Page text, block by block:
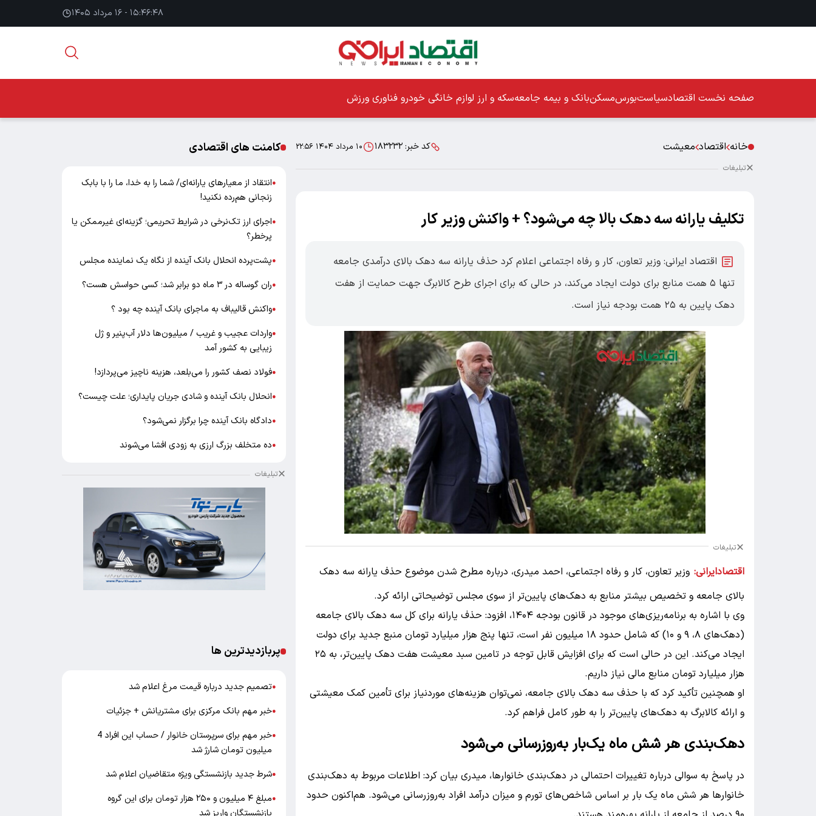
۱۵:۴۶:۴۹ - ۱۶ مرداد ۱۴۰۵
صفحه نخست اقتصادسیاستبورسمسکنبانک و بیمه جامعهسکه و ارز لوازم خانگی خودرو فناوری ورزش
خانه اقتصاد معیشت کد خبر: ۱۸۳۲۳۲ ۱۰ مرداد ۱۴۰۴ ۲۲:۵۶
تبلیغات
تکلیف یارانه سه دهک بالا چه می‌شود؟ + واکنش وزیر کار
اقتصاد ایرانی: وزیر تعاون، کار و رفاه اجتماعی اعلام کرد حذف یارانه سه دهک بالای درآمدی جامعه
تنها ۵ همت منابع برای دولت ایجاد می‌کند، در حالی که برای اجرای طرح کالابرگ جهت حمایت از هفت
دهک پایین به ۲۵ همت بودجه نیاز است.
تبلیغات
اقتصادایرانی: وزیر تعاون، کار و رفاه اجتماعی، احمد میدری، درباره مطرح شدن موضوع حذف یارانه سه دهک
بالای جامعه و تخصیص بیشتر منابع به دهک‌های پایین‌تر از سوی مجلس توضیحاتی ارائه کرد.
وی با اشاره به برنامه‌ریزی‌های موجود در قانون بودجه ۱۴۰۴، افزود: حذف یارانه برای کل سه دهک بالای جامعه
(دهک‌های ۸، ۹ و ۱۰) که شامل حدود ۱۸ میلیون نفر است، تنها پنج هزار میلیارد تومان منبع جدید برای دولت
ایجاد می‌کند. این در حالی است که برای افزایش قابل توجه در تامین سبد معیشت هفت دهک پایین‌تر، به ۲۵
هزار میلیارد تومان منابع مالی نیاز داریم.
او همچنین تأکید کرد که با حذف سه دهک بالای جامعه، نمی‌توان هزینه‌های موردنیاز برای تأمین کمک معیشتی
و ارائه کالابرگ به دهک‌های پایین‌تر را به طور کامل فراهم کرد.
دهک‌بندی هر شش ماه یک‌بار به‌روزرسانی می‌شود
در پاسخ به سوالی درباره تغییرات احتمالی در دهک‌بندی خانوارها، میدری بیان کرد: اطلاعات مربوط به دهک‌بندی
خانوارها هر شش ماه یک بار بر اساس شاخص‌های تورم و میزان درآمد افراد به‌روزرسانی می‌شود. هم‌اکنون حدود
کامنت های اقتصادی
●انتقاد از معیارهای یارانه‌ای/ شما را به خدا، ما را با بابک
زنجانی هم‌رده نکنید!
●اجرای ارز تک‌نرخی در شرایط تحریمی؛ گزینه‌ای غیرممکن یا
پرخطر؟
●پشت‌پرده انحلال بانک آینده از نگاه یک نماینده مجلس
●ران گوساله در ۳ ماه دو برابر شد؛ کسی حواسش هست؟
●واکنش قالیباف به ماجرای بانک آینده چه بود ؟
●واردات عجیب و غریب / میلیون‌ها دلار آب‌پنیر و ژل
زیبایی به کشور آمد
●فولاد نصف کشور را می‌بلعد، هزینه ناچیز می‌پردازد!
●انحلال بانک آینده و شادی جریان پایداری؛ علت چیست؟
●دادگاه بانک آینده چرا برگزار نمی‌شود؟
●ده متخلف بزرگ ارزی به زودی افشا می‌شوند
تبلیغات
پربازدیدترین ها
●تصمیم جدید درباره قیمت مرغ اعلام شد
●خبر مهم بانک مرکزی برای مشتریانش + جزئیات
●
خبر مهم برای سرپرستان خانوار / حساب این افراد 4
میلیون تومان شارژ شد
●شرط جدید بازنشستگی ویژه متقاضیان اعلام شد
●
مبلغ ۴ میلیون و ۲۵۰ هزار تومان برای این گروه
بازنشستگان واریز شد